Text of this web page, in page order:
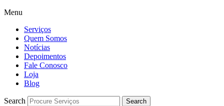
Menu
Serviços
Quem Somos
Notícias
Depoimentos
Fale Conosco
Loja
Blog
Search Search